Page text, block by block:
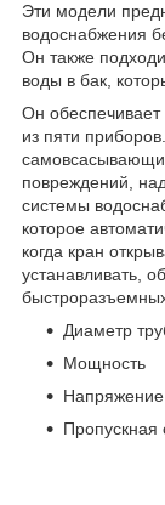
Эти модели
водоснабжения
Он также
воды в бак,
Он обеспечивает
из пяти
повреждений,
системы
которое
когда кран
устанавливать,
Диаметр
Мощность